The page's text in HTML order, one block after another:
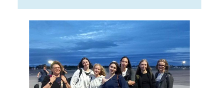
külföldi szakmai gyakorlaton. Az Erasmus-
program számomra nemcsak
munkatapasztalatot jelentett, hanem
lehetőséget adott arra is, hogy megismerjek…